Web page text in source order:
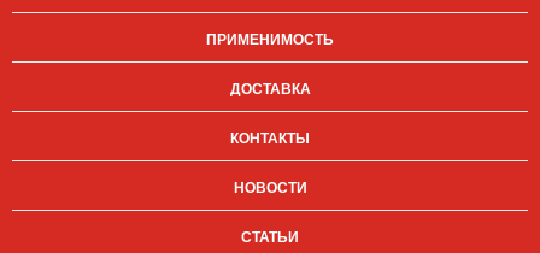
ПРИМЕНИМОСТЬ
ДОСТАВКА
КОНТАКТЫ
НОВОСТИ
СТАТЬИ